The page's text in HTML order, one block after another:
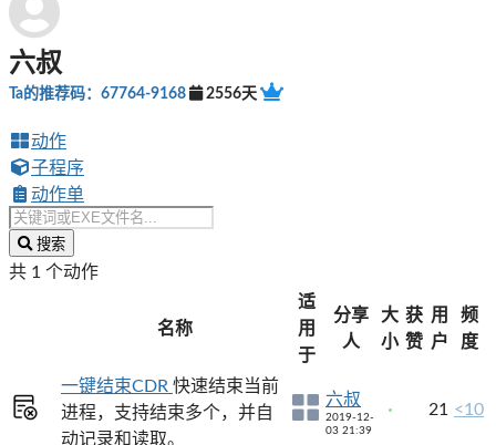
六叔
Ta的推荐码：67764-9168 2556天
动作
子程序
动作单
搜索
共 1 个动作
名称
适
用
于
分享
人
大
小
获
赞
用
户
频
度
一键结束CDR 快速结束当前
进程，支持结束多个，并自
动记录和读取。
六叔
2019-12-
03 21:39
21 <10